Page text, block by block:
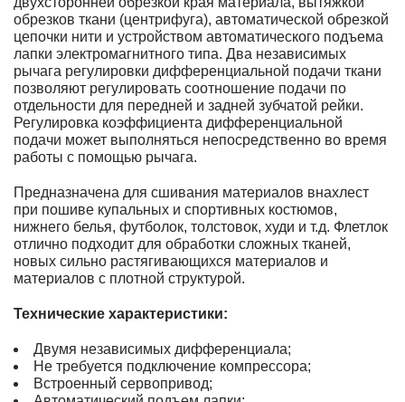
обрезков ткани (центрифуга), автоматической обрезкой
цепочки нити и устройством автоматического подъема
лапки электромагнитного типа. Два независимых
рычага регулировки дифференциальной подачи ткани
позволяют регулировать соотношение подачи по
отдельности для передней и задней зубчатой рейки.
Регулировка коэффициента дифференциальной
подачи может выполняться непосредственно во время
работы с помощью рычага.
Предназначена для сшивания материалов внахлест
при пошиве купальных и спортивных костюмов,
нижнего белья, футболок, толстовок, худи и т.д. Флетлок
отлично подходит для обработки сложных тканей,
новых сильно растягивающихся материалов и
материалов с плотной структурой.
Технические характеристики:
Двумя независимых дифференциала;
Не требуется подключение компрессора;
Встроенный сервопривод;